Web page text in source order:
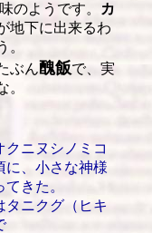
のようです。
カ
地下に出来るわ
。
ぶん醜飯で、実
ニヌシノミコ
に、小さな神様
きた。
ニクグ（ヒキ